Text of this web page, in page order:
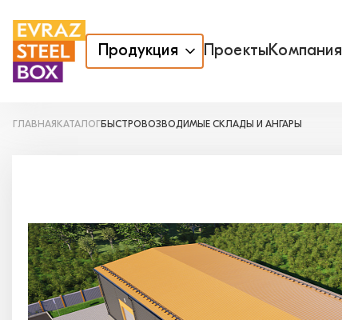
Продукция ПроектыКомпания
ГЛАВНАЯ КАТАЛОГ БЫСТРОВОЗВОДИМЫЕ СКЛАДЫ И АНГАРЫ